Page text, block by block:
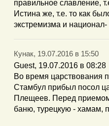
правильное славление,
Истина же, т.е. то как
экстремизма и национал-
Кунак, 19.07.2016 в 15:50
Guest, 19.07.2016 в 08:28
Во время царствования
Стамбул прибыл посол
Плещеев. Перед
баню, турецкую - хамам,